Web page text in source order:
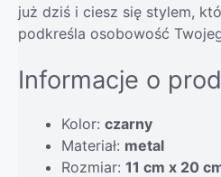
już dziś i ciesz się stylem,
podkreśla osobowość
Informacje o
Kolor: czarny
Materiał: metal
Rozmiar: 11 cm x 20